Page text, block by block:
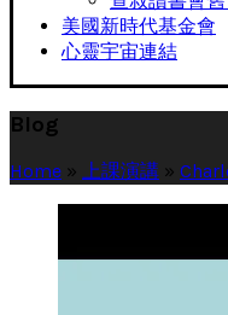
美國新時代基金會
心靈宇宙連結
Blog
Home » 上課演講 »